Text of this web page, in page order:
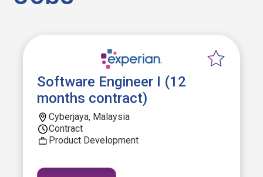
Software Engineer I (12
months contract)
Cyberjaya, Malaysia
Contract
Product Development